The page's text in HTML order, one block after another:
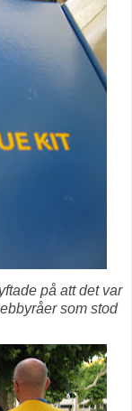
på att det var
som stod